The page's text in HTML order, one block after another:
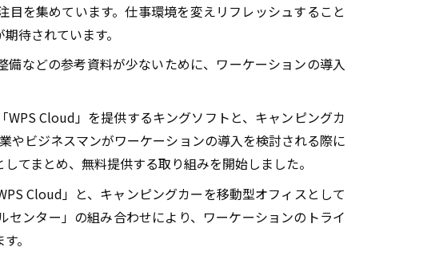
を集めています。仕事環境を変えリフレッシュすること
待されています。
などの参考資料が少ないために、ワーケーションの導入
WPS Cloud」を提供するキングソフトと、キャンピングカ
やビジネスマンがワーケーションの導入を検討される際に
てまとめ、無料提供する取り組みを開始しました。
Cloud」と、キャンピングカーを移動型オフィスとして
ンター」の組み合わせにより、ワーケーションのトライ
。